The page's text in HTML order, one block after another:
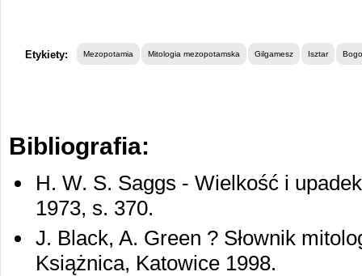
Etykiety: Mezopotamia Mitologia mezopotamska Gilgamesz Isztar
Bibliografia:
H. W. S. Saggs - Wielkość i
1973, s. 370.
J. Black, A. Green ? Słownik
Książnica, Katowice 1998.